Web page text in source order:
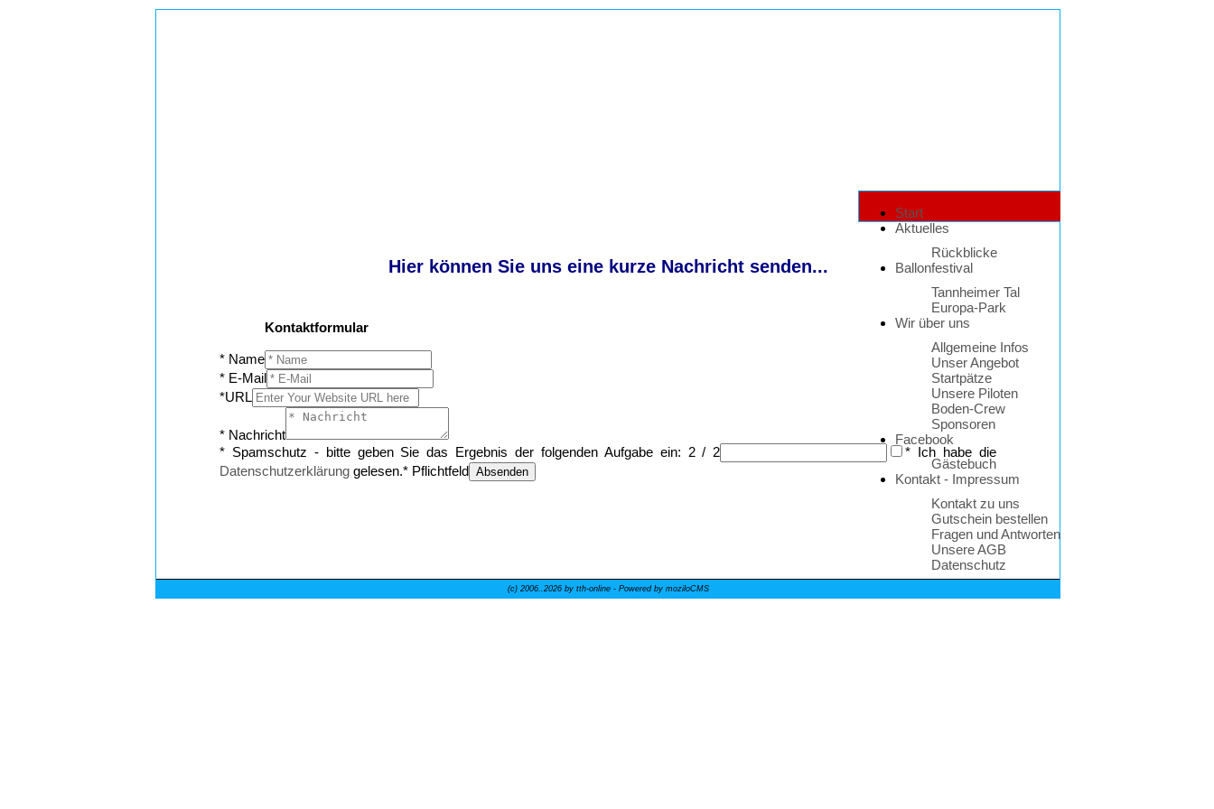
Start
Aktuelles
Rückblicke
Ballonfestival
Tannheimer Tal
Europa-Park
Wir über uns
Allgemeine Infos
Unser Angebot
Startpätze
Unsere Piloten
Boden-Crew
Sponsoren
Facebook
Gästebuch
Kontakt - Impressum
Kontakt zu uns
Gutschein bestellen
Fragen und Antworten
Unsere AGB
Datenschutz
Hier können Sie uns eine kurze Nachricht senden...
Kontaktformular
* Name
* E-Mail
*URL
* Nachricht
* Spamschutz - bitte geben Sie das Ergebnis der folgenden Aufgabe ein: 2 / 2 * Ich habe die
Datenschutzerklärung gelesen.* Pflichtfeld
(c) 2006..2026 by tth-online - Powered by moziloCMS